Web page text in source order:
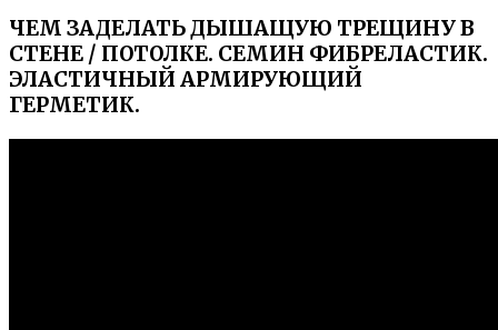
ЧЕМ ЗАДЕЛАТЬ ДЫШАЩУЮ ТРЕЩИНУ В
СТЕНЕ / ПОТОЛКЕ. СЕМИН ФИБРЕЛАСТИК.
ЭЛАСТИЧНЫЙ АРМИРУЮЩИЙ
ГЕРМЕТИК.